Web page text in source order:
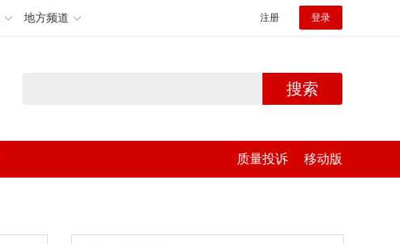
地方频道 注册 登录
搜索
质量投诉 移动版